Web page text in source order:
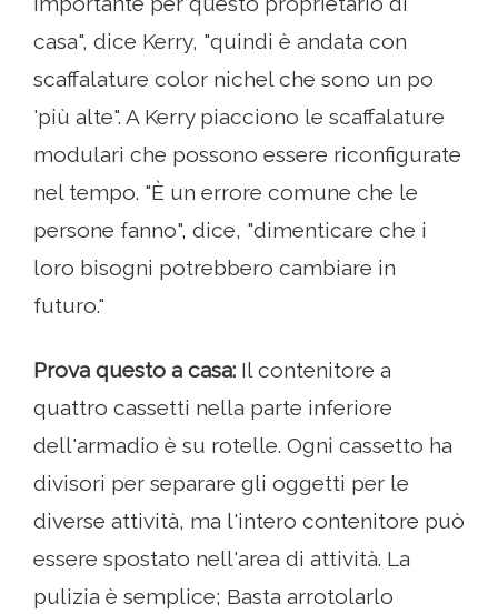
casa", dice Kerry, "quindi è andata con
scaffalature color nichel che sono un po
'più alte". A Kerry piacciono le scaffalature
modulari che possono essere riconfigurate
nel tempo. "È un errore comune che le
persone fanno", dice, "dimenticare che i
loro bisogni potrebbero cambiare in
futuro."
Prova questo a casa: Il contenitore a
quattro cassetti nella parte inferiore
dell'armadio è su rotelle. Ogni cassetto ha
divisori per separare gli oggetti per le
diverse attività, ma l'intero contenitore può
essere spostato nell'area di attività. La
pulizia è semplice; Basta arrotolarlo